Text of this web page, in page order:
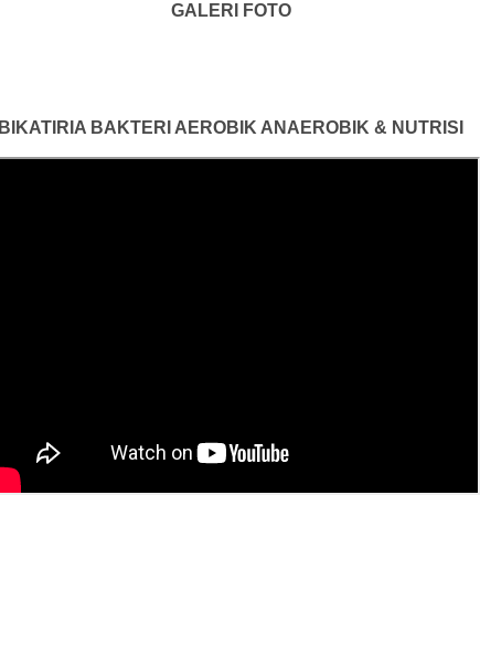
GALERI FOTO
BIKATIRIA BAKTERI AEROBIK ANAEROBIK & NUTRISI